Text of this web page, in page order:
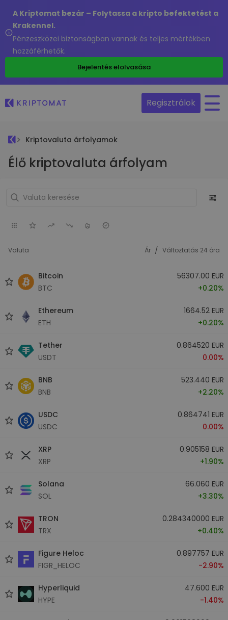
A Kriptomat bezár – Folytassa a kripto befektetést a
Krakennel.
Pénzeszközei biztonságban vannak és teljes mértékben
hozzáférhetők.
Bejelentés elolvasása
Regisztrálok
Kriptovaluta árfolyamok
Élő kriptovaluta árfolyam
Valuta Ár / Változtatás 24 óra
Bitcoin
BTC
56307.00 EUR
+0.20%
Ethereum
ETH
1664.52 EUR
+0.20%
Tether
USDT
0.864520 EUR
0.00%
BNB
BNB
523.440 EUR
+2.20%
USDC
USDC
0.864741 EUR
0.00%
XRP
XRP
0.905158 EUR
+1.90%
Solana
SOL
66.060 EUR
+3.30%
TRON
TRX
0.284340000 EUR
+0.40%
Figure Heloc
FIGR_HELOC
0.897757 EUR
-2.90%
Hyperliquid
HYPE
47.600 EUR
-1.40%